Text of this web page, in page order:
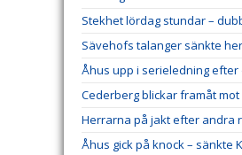
Stekhet lördag stundar –
Sävehofs talanger sänkte
Åhus upp i serieledning
Cederberg blickar framåt
Herrarna på jakt efter andra
Åhus gick på knock – sänkte